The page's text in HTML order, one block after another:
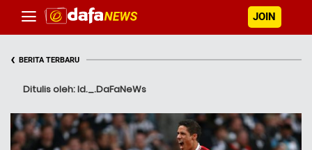
JOIN
‹ BERITA TERBARU
Ditulis oleh: Id._.DaFaNeWs